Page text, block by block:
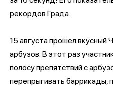
рекордов Града.
15 августа прошел вкусный
арбузов. В этот раз
полосу препятствий с
перепрыгивать баррикады,